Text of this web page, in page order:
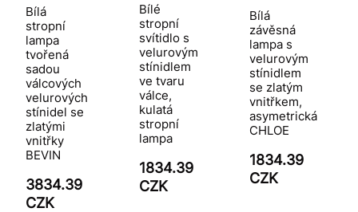
Bílá
stropní
lampa
tvořená
sadou
válcových
velurových
stínidel se
zlatými
vnitřky
BEVIN
3834.39
CZK
Bílé
stropní
svítidlo s
velurovým
stínidlem
ve tvaru
válce,
kulatá
stropní
lampa
1834.39
CZK
Bílá
závěsná
lampa s
velurovým
stínidlem
se zlatým
vnitřkem,
asymetrická
CHLOE
1834.39
CZK